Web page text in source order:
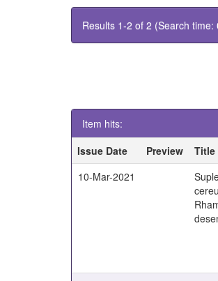
Results 1-2 of 2 (Search time:
Item hits:
Issue Date
Preview Title
10-Mar-2021